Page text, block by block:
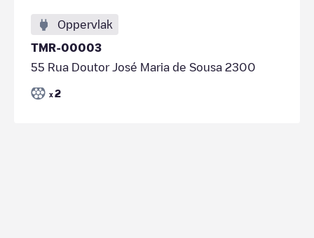
Oppervlak
TMR-00003
55 Rua Doutor José Maria de Sousa 2300
x 2